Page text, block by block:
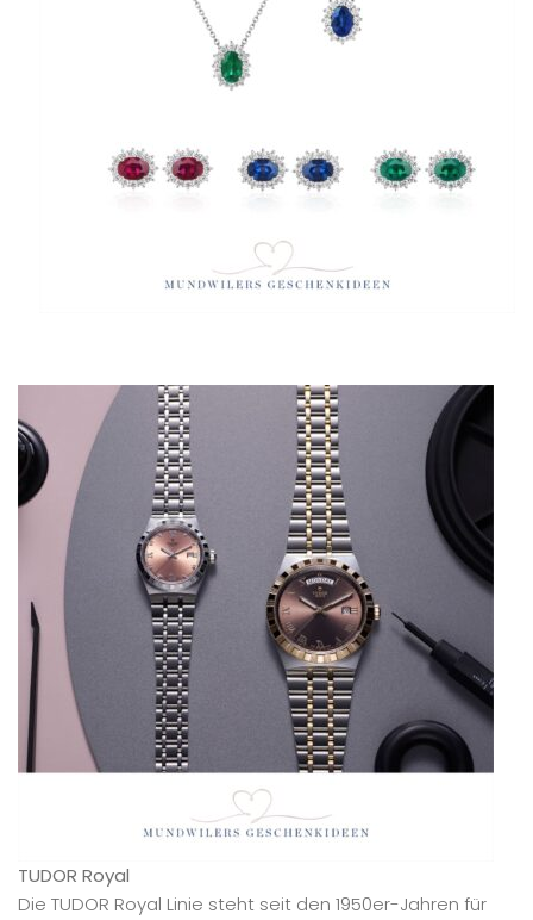
TUDOR Royal
Die TUDOR Royal Linie steht seit den 1950er-Jahren für